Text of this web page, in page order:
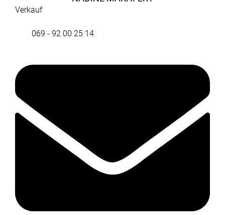
Verkauf
069 - 92 00 25 14